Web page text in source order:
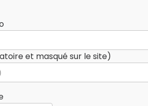
et masqué sur le site)